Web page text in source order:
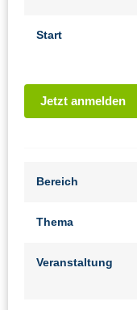
Start
Jetzt anmelden
Bereich
Thema
Veranstaltung